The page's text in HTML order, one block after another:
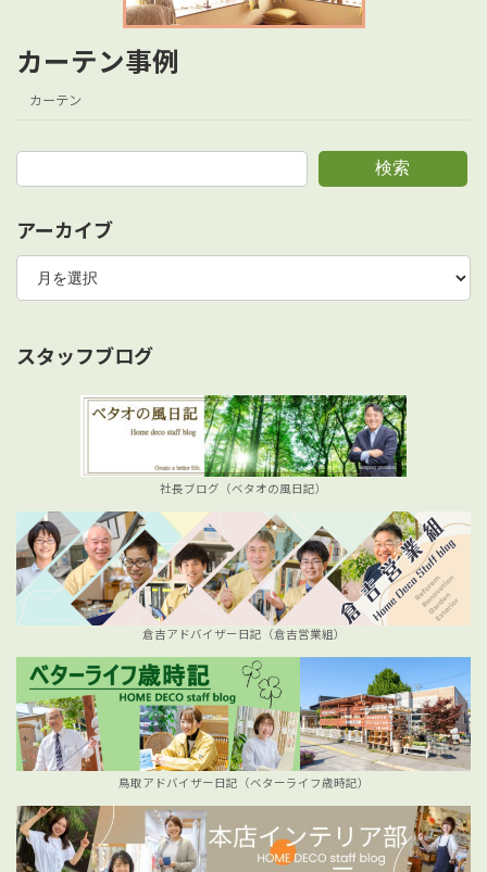
カーテン事例
カーテン
検索
アーカイブ
ア
カ
スタッフブログ
社長ブログ（ベタオの風日記）
倉吉アドバイザー日記（倉吉営業組）
鳥取アドバイザー日記（ベターライフ歳時記）